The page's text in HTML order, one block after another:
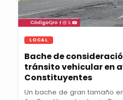
LOCAL
Bache de
tránsito vehicular en
Constituyentes
Un bache de gran tamaño